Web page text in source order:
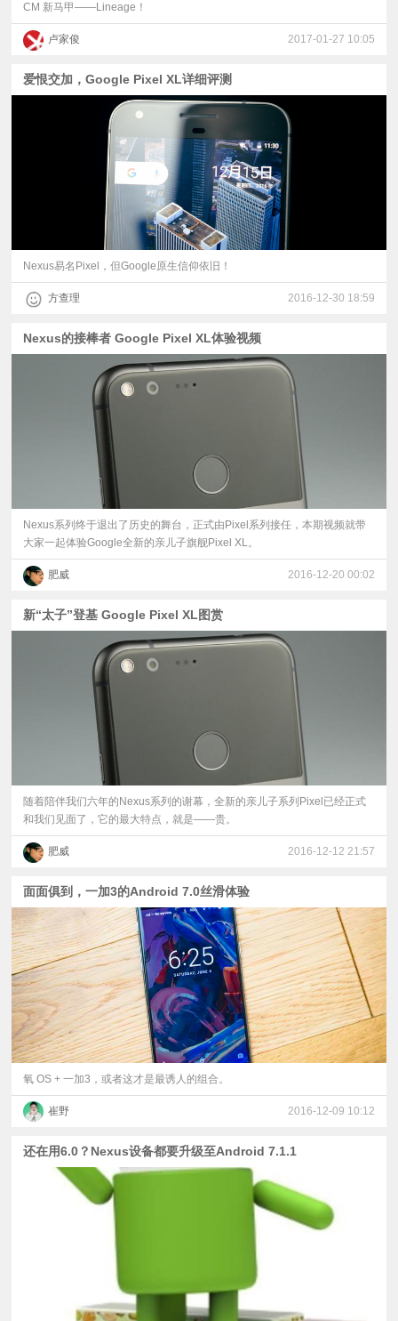
CM 新马甲——Lineage！
卢家俊 2017-01-27 10:05
爱恨交加，Google Pixel XL详细评测
Nexus易名Pixel，但Google原生信仰依旧！
方查理 2016-12-30 18:59
Nexus的接棒者 Google Pixel XL体验视频
Nexus系列终于退出了历史的舞台，正式由Pixel系列接任，本期视频就带
大家一起体验Google全新的亲儿子旗舰Pixel XL。
肥威 2016-12-20 00:02
新“太子”登基 Google Pixel XL图赏
​随着陪伴我们六年的Nexus系列的谢幕，全新的亲儿子系列Pixel已经正式
和我们见面了，它的最大特点，就是——贵。
肥威 2016-12-12 21:57
面面俱到，一加3的Android 7.0丝滑体验
氧 OS + 一加3，或者这才是最诱人的组合。
崔野 2016-12-09 10:12
还在用6.0？Nexus设备都要升级至Android 7.1.1